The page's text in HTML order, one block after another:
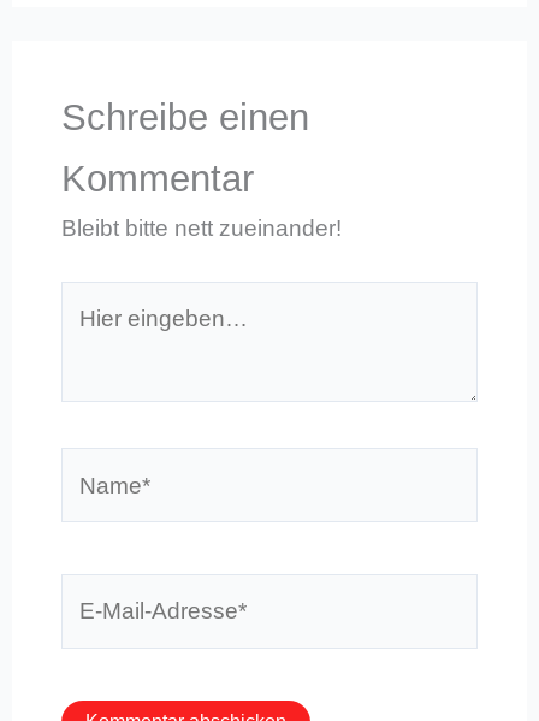
Schreibe einen
Kommentar
Bleibt bitte nett zueinander!
eingeben…